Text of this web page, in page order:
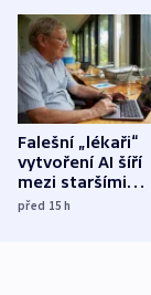
Falešní „lékaři“
vytvoření AI šíří
mezi staršími
Poláky
před 15h